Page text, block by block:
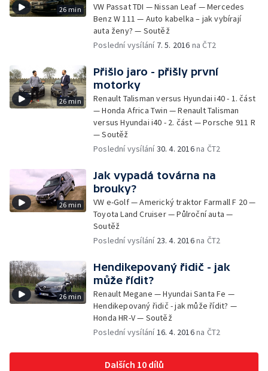
26 min
VW Passat TDI — Nissan Leaf — Mercedes
Benz W 111 — Auto kabelka – jak vybírají
auta ženy? — Soutěž
Poslední vysílání 7. 5. 2016 na ČT2
26 min
Přišlo jaro - přišly první
motorky
Renault Talisman versus Hyundai i40 - 1. část
— Honda Africa Twin — Renault Talisman
versus Hyundai i40 - 2. část — Porsche 911 R
— Soutěž
Poslední vysílání30. 4. 2016na ČT2
26 min
Jak vypadá továrna na
brouky?
VW e-Golf — Americký traktor Farmall F 20 —
Toyota Land Cruiser — Půlroční auta —
Soutěž
Poslední vysílání 23. 4. 2016na ČT2
26 min
Hendikepovaný řidič - jak
může řídit?
Renault Megane — Hyundai Santa Fe —
Hendikepovaný řidič - jak může řídit? —
Honda HR-V — Soutěž
Poslední vysílání 16. 4. 2016na ČT2
Dalších 10 dílů